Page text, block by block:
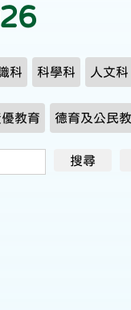
科 科學科 人文科
教育 德育及公民